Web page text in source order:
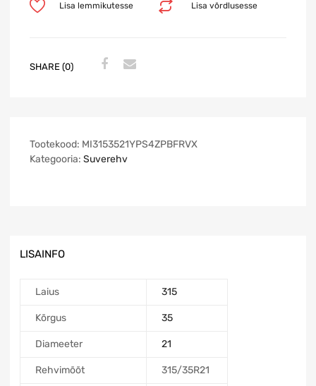
Lisa võrdlusesse
Lisa lemmikutesse
SHARE (0)
Tootekood: MI3153521YPS4ZPBFRVX
Kategooria: Suverehv
LISAINFO
Laius 315
Kõrgus 35
Diameeter 21
Rehvimõõt 315/35R21